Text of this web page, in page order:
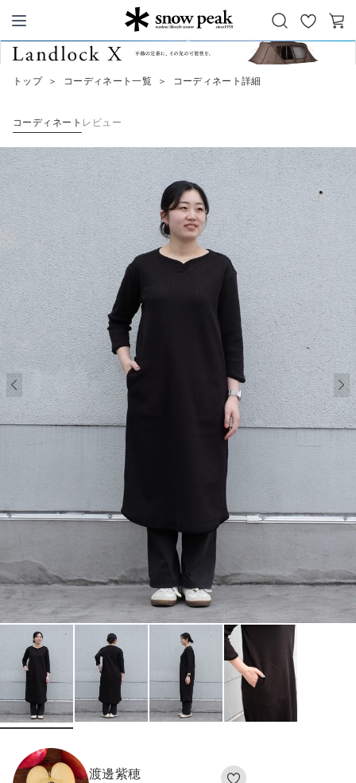
Snow Peak
お
気
カ
トップ ＞ コーディネート一覧 ＞ コーディネート詳細
コーディネート レビュー
渡邊紫穂